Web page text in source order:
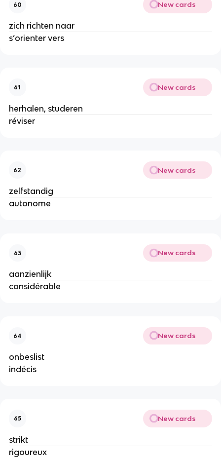
60 New cards
zich richten naar
s’orienter vers
61 New cards
herhalen, studeren
réviser
62 New cards
zelfstandig
autonome
63 New cards
aanzienlijk
considérable
64 New cards
onbeslist
indécis
65 New cards
strikt
rigoureux